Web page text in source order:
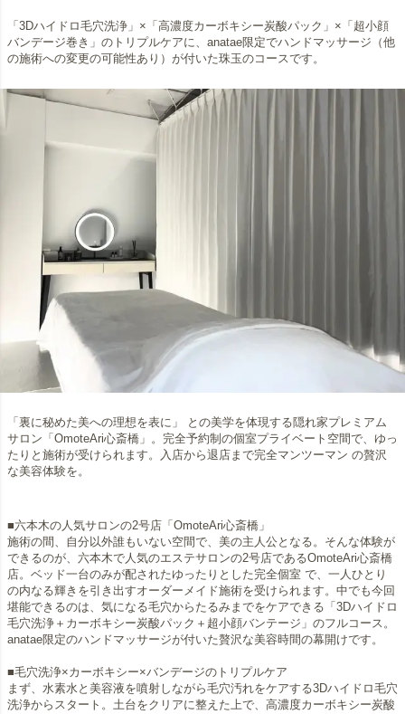
「3Dハイドロ毛穴洗浄」×「高濃度カーボキシー炭酸パック」×「超小顔
バンデージ巻き」のトリプルケアに、anatae限定でハンドマッサージ（他
の施術への変更の可能性あり）が付いた珠玉のコースです。
「裏に秘めた美への理想を表に」 との美学を体現する隠れ家プレミアム
サロン「OmoteAri心斎橋」。完全予約制の個室プライベート空間で、ゆっ
たりと施術が受けられます。入店から退店まで完全マンツーマン の贅沢
な美容体験を。
■六本木の人気サロンの2号店「OmoteAri心斎橋」
施術の間、自分以外誰もいない空間で、美の主人公となる。そんな体験が
できるのが、六本木で人気のエステサロンの2号店であるOmoteAri心斎橋
店。ベッド一台のみが配されたゆったりとした完全個室 で、一人ひとり
の内なる輝きを引き出すオーダーメイド施術を受けられます。中でも今回
堪能できるのは、気になる毛穴からたるみまでをケアできる「3Dハイドロ
毛穴洗浄＋カーボキシー炭酸パック＋超小顔バンテージ」のフルコース。
anatae限定のハンドマッサージが付いた贅沢な美容時間の幕開けです。
■毛穴洗浄×カーボキシー×バンデージのトリプルケア
まず、水素水と美容液を噴射しながら毛穴汚れをケアする3Dハイドロ毛穴
洗浄からスタート。土台をクリアに整えた上で、高濃度カーボキシー炭酸